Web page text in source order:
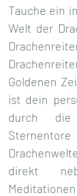
Tauche ein
Welt der
Goldenen
ist dein
durch die
direkt